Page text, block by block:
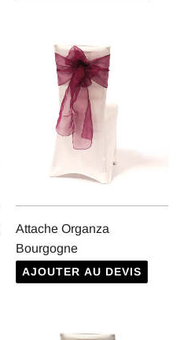
Attache Organza
Bourgogne
AJOUTER AU DEVIS